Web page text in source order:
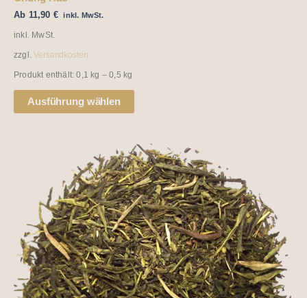
Ab 11,90 € inkl. MwSt.
inkl. MwSt.
zzgl.Versandkosten
Produkt enthält: 0,1 kg – 0,5 kg
Ausführung wählen
Dieses
Produkt
weist
mehrere
Varianten
auf.
Die
Optionen